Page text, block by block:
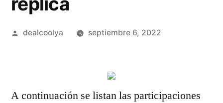
Publicado
dealcoolya septiembre 6, 2022
A continuación se listan las participaciones